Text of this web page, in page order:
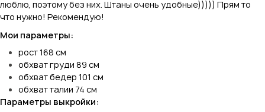
люблю, поэтому без них. Штаны очень удобные))))) Прям то
что нужно! Рекомендую!
Мои параметры:
рост 168 см
обхват груди 89 см
обхват бедер 101 см
обхват талии 74 см
Параметры выкройки: